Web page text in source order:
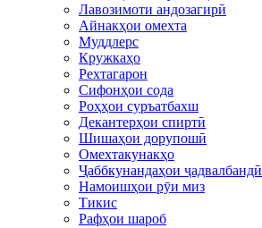
Лавозимоти андозагирӣ
Айнакҳои омехта
Муддлерс
Кружкаҳо
Рехтагарон
Сифонҳои сода
Роҳҳои суръатбахш
Декантерҳои спиртӣ
Шишаҳои дорупошӣ
Омехтакунакҳо
Ҷаббкунандаҳои ҷадвалбандӣ
Намоишҳои рӯи миз
Тикис
Рафҳои шароб